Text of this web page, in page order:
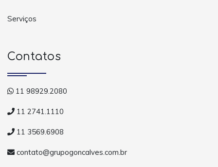
Serviços
Contatos
11 98929.2080
11 2741.1110
11 3569.6908
contato@grupogoncalves.com.br